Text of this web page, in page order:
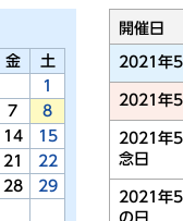
金
土
1
7
8
14
15
21
22
28
29
開催日
2021年
2021年
2021年
念日
2021年
の日